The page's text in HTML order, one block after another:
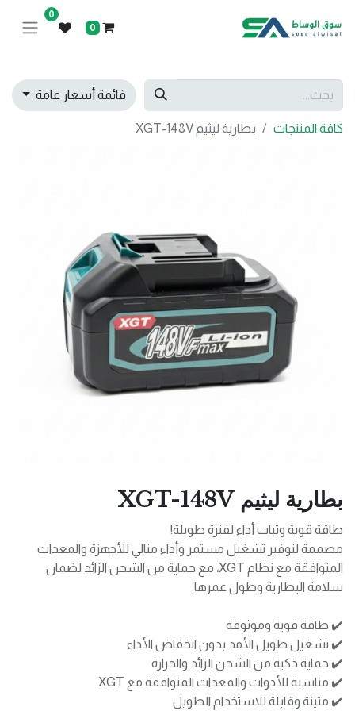
0
0
قائمة أسعار عامة
كافة المنتجات بطارية ليثيم XGT-148V
بطارية ليثيم XGT-148V
طاقة قوية وثبات أداء لفترة طويلة!
مصممة لتوفير تشغيل مستمر وأداء مثالي للأجهزة والمعدات
المتوافقة مع نظام XGT، مع حماية من الشحن الزائد لضمان
سلامة البطارية وطول عمرها.
✔️ طاقة قوية وموثوقة
✔️ تشغيل طويل الأمد بدون انخفاض الأداء
✔️ حماية ذكية من الشحن الزائد والحرارة
✔️ مناسبة للأدوات والمعدات المتوافقة مع XGT
✔️ متينة وقابلة للاستخدام الطويل